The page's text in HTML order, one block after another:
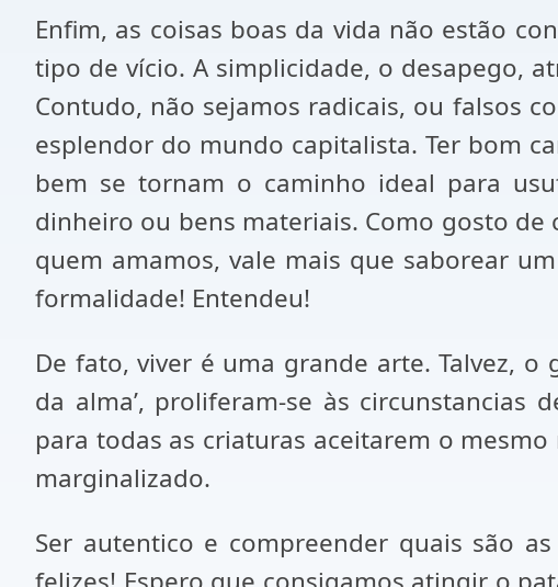
Enfim, as coisas boas da vida não estão
tipo de vício. A simplicidade, o desapego,
Contudo, não sejamos radicais, ou falsos
esplendor do mundo capitalista. Ter bom
bem se tornam o caminho ideal para
dinheiro ou bens materiais. Como gosto
quem amamos, vale mais que saborear
formalidade! Entendeu!
De fato, viver é uma grande arte. Talvez, o
da alma’, proliferam-se às circunstancias
para todas as criaturas aceitarem o
marginalizado.
Ser autentico e compreender quais são